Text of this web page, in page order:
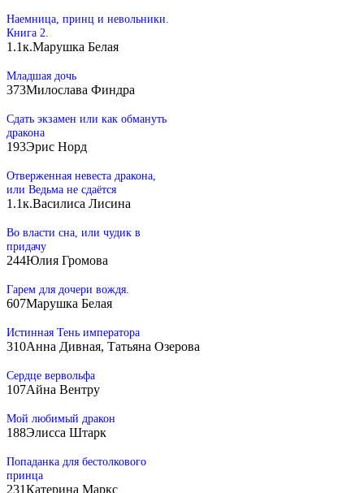
Наемница, принц и невольники.
Книга 2.
1.1к.Марушка Белая
Младшая дочь
373Милослава Финдра
Сдать экзамен или как обмануть
дракона
193Эрис Норд
Отверженная невеста дракона,
или Ведьма не сдаётся
1.1к.Василиса Лисина
Во власти сна, или чудик в
придачу
244Юлия Громова
Гарем для дочери вождя.
607Марушка Белая
Истинная Тень императора
310Анна Дивная, Татьяна Озерова
Сердце вервольфа
107Айна Вентру
Мой любимый дракон
188Элисса Штарк
Попаданка для бестолкового
принца
231Катерина Маркс